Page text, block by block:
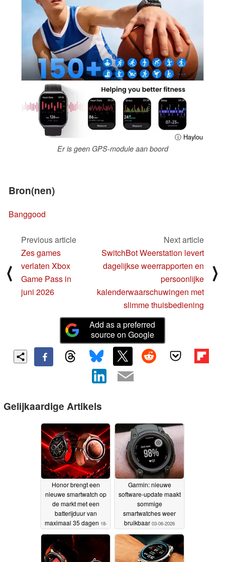
ⓘ Haylou
Er is geen GPS-module aan boord
Bron(nen)
Banggood
⟨
Previous article
Zes games
verlaten Xbox
Game Pass in
juni 2026
Next article
SwitchBot Weerstation levert
dagelijkse weerrapporten en
persoonlijke
kalenderwaarschuwingen met
slimme thuisbediening
⟩
Add as a preferred
source on Google
Gelijkaardige Artikels
Honor brengt een
nieuwe smartwatch op
de markt met een
batterijduur van
maximaal 35 dagen 18-
06-2026
Garmin: nieuwe
software-update maakt
sommige
smartwatches weer
bruikbaar 03-06-2026